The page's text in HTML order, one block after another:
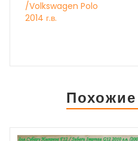
/Volkswagen Polo
2014 г.в.